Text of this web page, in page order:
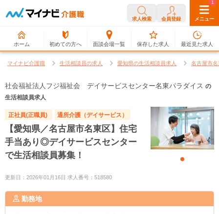
求人検索 会員登録 メニュー
ホーム 初めての方へ 面談会場一覧
0
保存した求人
1
最近見た求人
マイナビ介護職 生活相談員の求人 愛知県の生活相談員求人 名古屋市
社会福祉法人フジ福祉会 デイサービスセンター名東パラダイス の
生活相談員求人
正社員(正職員) 通所介護（デイサービス）
【愛知県／名古屋市名東区】住宅
手当あり◎デイサービスセンター
で生活相談員募集！
更新日：2026年01月16日 求人番号：518580
勤務地